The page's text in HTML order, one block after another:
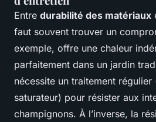
Entre durabilité des matériaux
faut souvent trouver un
exemple, offre une chaleur
parfaitement dans un jardin
nécessite un traitement régulier
saturateur) pour résister aux
champignons. À l’inverse, la